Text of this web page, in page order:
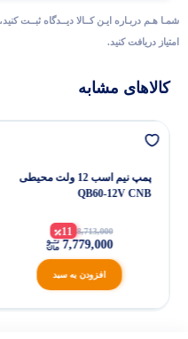
امتیاز دریافت کنید.
کالاهای مشابه
پمپ نیم اسب 12 ولت محیطی
QB60-12V CNB
افزودن به سبد
8,713,000
11
7,779,000